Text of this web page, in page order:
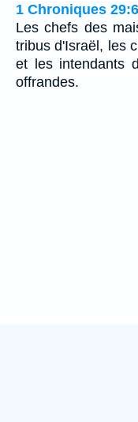
1 Chroniques 29:6
Les chefs des
tribus d'Israël, les
et les intendants
offrandes.